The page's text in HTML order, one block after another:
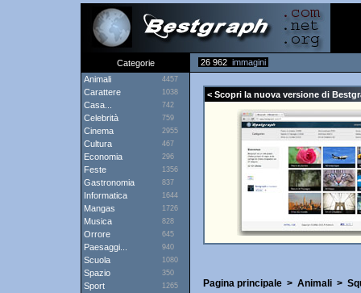
Categorie 26 962 immagini
Animali
4457
Carattere 1038
Casa... 742
Celebrità 759
Cinema 2955
Cultura 467
Economia 296
Feste 1356
Gastronomia 837
Informatica 1644
Mangas 1726
Musica 828
Orrore 645
Paesaggi... 940
Scuola 1080
Spazio 350
Sport 1265
< Scopri la nuova versione di
Pagina principale > Animali >